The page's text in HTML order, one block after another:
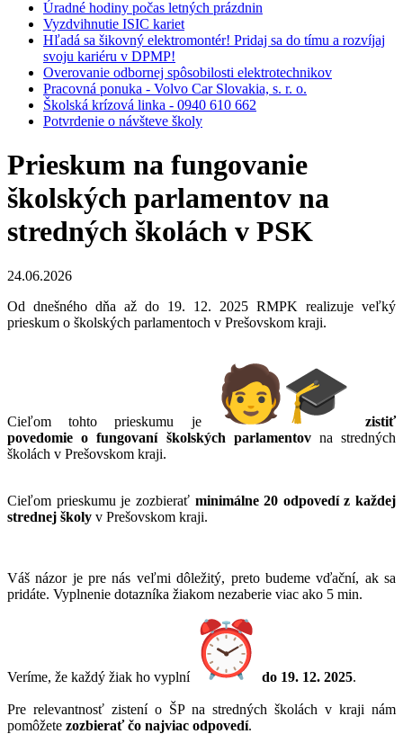
Úradné hodiny počas letných prázdnin
Vyzdvihnutie ISIC kariet
Hľadá sa šikovný elektromontér! Pridaj sa do tímu a rozvíjaj
svoju kariéru v DPMP!
Overovanie odbornej spôsobilosti elektrotechnikov
Pracovná ponuka - Volvo Car Slovakia, s. r. o.
Školská krízová linka - 0940 610 662
Potvrdenie o návšteve školy
Prieskum na fungovanie
školských parlamentov na
stredných školách v PSK
24.06.2026
Od dnešného dňa až do 19. 12. 2025 RMPK realizuje veľký
prieskum o školských parlamentoch v Prešovskom kraji.
Cieľom tohto prieskumu je
zistiť
povedomie o fungovaní školských parlamentovna stredných
školách v Prešovskom kraji.
Cieľom prieskumu je zozbierať minimálne 20 odpovedí z každej
strednej školy v Prešovskom kraji.
Váš názor je pre nás veľmi dôležitý, preto budeme vďační, ak sa
pridáte. Vyplnenie dotazníka žiakom nezaberie viac ako 5 min.
Veríme, že každý žiak ho vyplní do 19. 12. 2025.
Pre relevantnosť zistení o ŠP na stredných školách v kraji nám
pomôžete zozbierať čo najviac odpovedí.